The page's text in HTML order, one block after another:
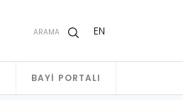
ARAMA EN
BAYI PORTALI